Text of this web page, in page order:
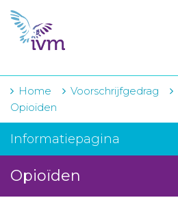
VMI
FTO voorbereiding
IVM-academie
Zorginstellingen
Voorschrijfgedrag
Projecten
Home Voorschrijfgedrag
Opioïden
Informatiepagina
Opioïden